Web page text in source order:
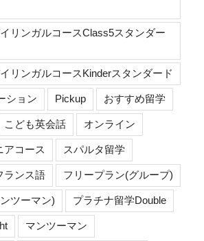
リンガルコースClass5スタンダー
リンガルコースKinderスタンダード
ション Pickup おすすめ留学
こども英会話 オンライン
アコース スパルタ留学
ランス語 フリープラン(グループ)
ツーマン) プラチナ留学Double
マンツーマン